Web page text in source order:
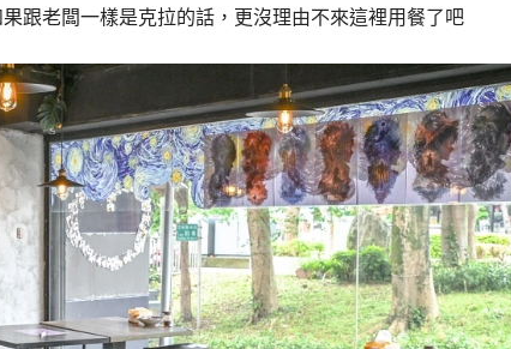
跟老闆一樣是克拉的話，更沒理由不來這裡用餐了吧